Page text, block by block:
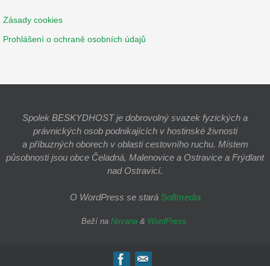
Zásady cookies
Prohlášení o ochraně osobních údajů
Spolek BESKYDHOST je dobrovolný svazek fyzických a
právnických osob podnikajících v hostinské živnosti
a příbuzných oborech v oblasti cestovního ruchu. Místem
působnosti jsou obce Čeladná, Malenovice a Ostravice a Frýdlant
nad Ostravicí.
O WordPress se stará Softmedia
Beží na Nirvana & WordPress.